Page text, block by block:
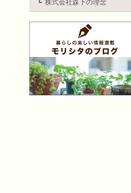
株式会社森下の理念